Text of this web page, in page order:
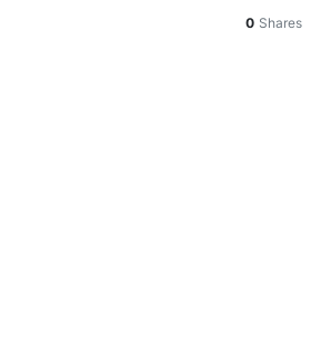
0 Shares